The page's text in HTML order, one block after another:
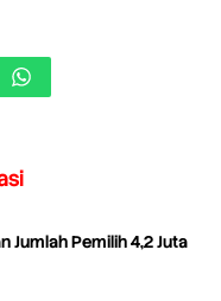
Jumlah Pemilih 4,2 Juta